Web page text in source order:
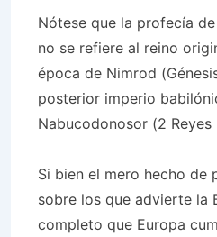
Nótese que la profecía
no se refiere al reino
época de Nimrod
posterior imperio
Nabucodonosor (2 Reyes
Si bien el mero hecho de
sobre los que advierte la
completo que Europa